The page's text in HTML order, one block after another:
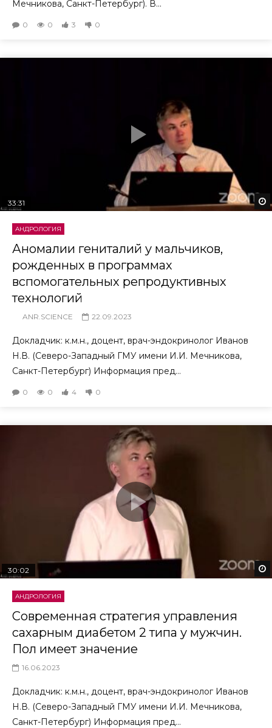
Мечникова, Санкт-Петербург). В...
0 0 3 0
33:31
АНДРОЛОГИЯ
Аномалии гениталий у мальчиков,
рожденных в программах
вспомогательных репродуктивных
технологий
ANR.SCIENCE 22.09.2023
Докладчик: к.м.н., доцент, врач-эндокринолог Иванов
Н.В. (Северо-Западный ГМУ имени И.И. Мечникова,
Санкт-Петербург) Информация пред...
0 0 4 0
30:02
АНДРОЛОГИЯ
Современная стратегия управления
сахарным диабетом 2 типа у мужчин.
Пол имеет значение
16.06.2023
Докладчик: к.м.н., доцент, врач-эндокринолог Иванов
Н.В. (Северо-Западный ГМУ имени И.И. Мечникова,
Санкт-Петербург) Информация пред...